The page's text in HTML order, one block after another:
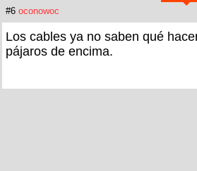
#6 oconowoc
Los cables ya no saben qué
pájaros de encima.